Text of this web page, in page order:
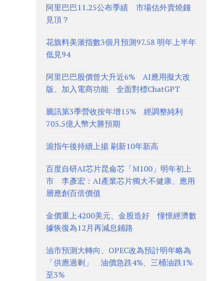
阿里巴巴11.25公布季績 市場估外賣燒錢
見頂？
花旗料美滙指數3個月預測97.58 明年上半年
低見94
阿里巴巴股價曾大升近6% AI應用擬大改
版、加入電商功能 全面對標ChatGPT
騰訊第3季營收按年增15% 經調整純利
705.5億人幣大勝預期
滬指午後持續上揚 刷新10年新高
百度自研AI芯片昆侖芯「M100」明年初上
市 李彥宏：AI產業芯片獨大不健康、應用
層應創百倍價值
金價重上4200美元、金股造好 憧憬經濟數
據恢復為12月再減息鋪路
油市預測大轉向、OPEC改為預計明年略為
「供應過剩」 油價急跌4%、三桶油跌1%
至3%